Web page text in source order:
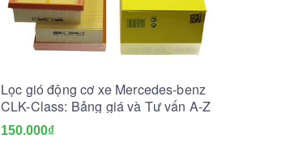
Lọc gió động cơ xe Mercedes-benz
CLK-Class: Bảng giá và Tư vấn A-Z
150.000₫